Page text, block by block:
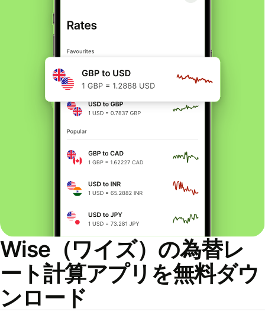
Wise（ワイズ）の為替レ
ート計算アプリを無料ダウ
ンロード